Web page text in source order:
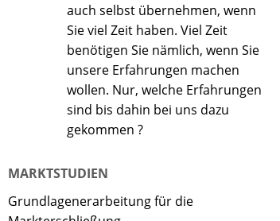
auch selbst übernehmen, wenn
Sie viel Zeit haben. Viel Zeit
benötigen Sie nämlich, wenn Sie
unsere Erfahrungen machen
wollen. Nur, welche Erfahrungen
sind bis dahin bei uns dazu
gekommen ?
MARKTSTUDIEN
Grundlagenerarbeitung für die